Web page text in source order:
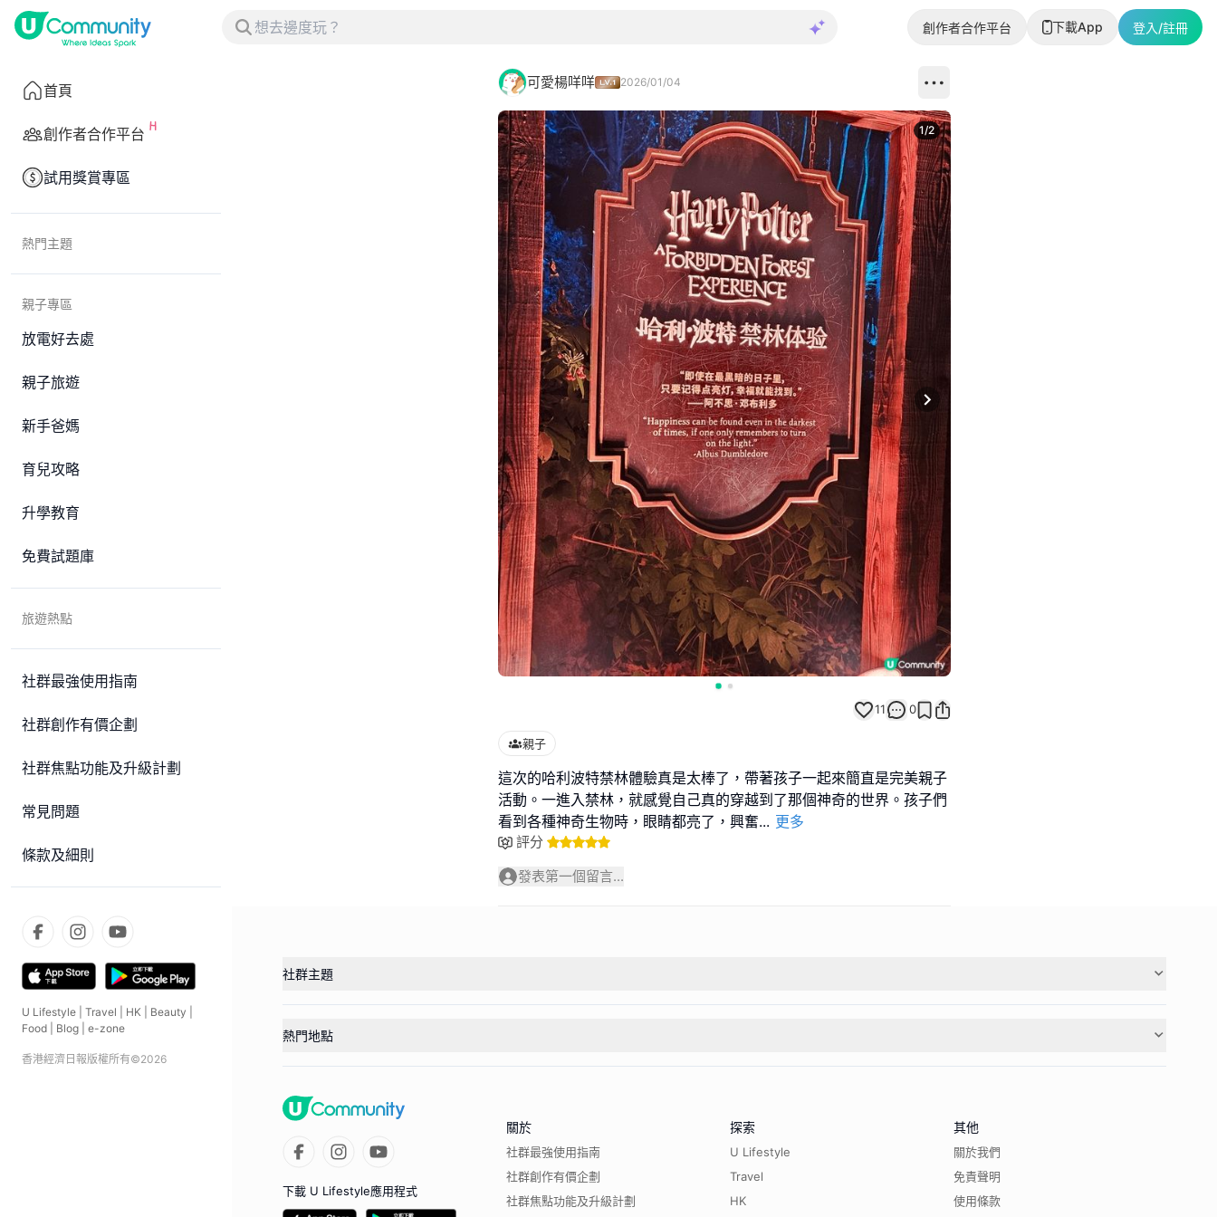
創作者合作平台 下載App 登入/註冊
首頁
創作者合作平台
試用獎賞專區
熱門主題
親子專區
放電好去處
親子旅遊
新手爸媽
育兒攻略
升學教育
免費試題庫
旅遊熱點
社群最強使用指南
社群創作有價企劃
社群焦點功能及升級計劃
常見問題
條款及細則
U Lifestyle Travel HK Beauty
Food
Blog e-zone
香港經濟日報版權所有©2026
可愛楊咩咩 2026/01/04
Next slide
1/2
11 0
親子
這次的哈利波特禁林體驗真是太棒了，帶著孩子一起來簡直是完美親子
活動。一進入禁林，就感覺自己真的穿越到了那個神奇的世界。孩子們
看到各種神奇生物時，眼睛都亮了，興奮... 更多
評分
發表第一個留言...
社群主題
熱門地點
下載 U Lifestyle應用程式
關於
社群最強使用指南
社群創作有價企劃
社群焦點功能及升級計劃
探索
U Lifestyle
Travel
HK
其他
關於我們
免責聲明
使用條款